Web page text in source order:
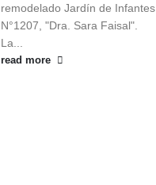
remodelado Jardín de Infantes
N°1207, "Dra. Sara Faisal".
La...
read more